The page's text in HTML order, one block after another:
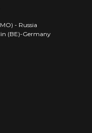
- Russia
(BE)-Germany